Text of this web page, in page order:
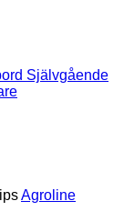
Självgående
Agroline